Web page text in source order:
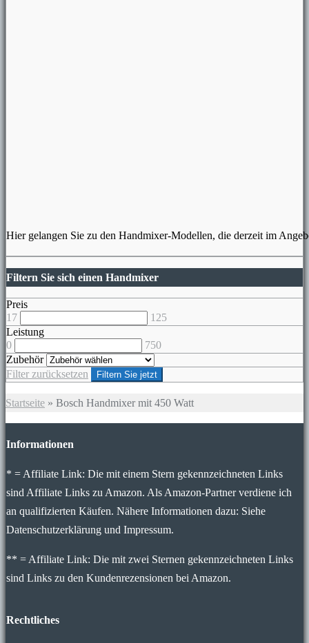
Hier gelangen Sie zu den Handmixer-Modellen, die derzeit im
Filtern Sie sich einen Handmixer
Preis
17
125
Leistung
0
750
Zubehör
Filter zurücksetzen
Filtern Sie jetzt
Startseite » Bosch Handmixer mit 450 Watt
Informationen
* = Affiliate Link: Die mit einem Stern gekennzeichneten Links
sind Affiliate Links zu Amazon. Als Amazon-Partner verdiene ich
an qualifizierten Käufen. Nähere Informationen dazu: Siehe
Datenschutzerklärung und Impressum.
** = Affiliate Link: Die mit zwei Sternen gekennzeichneten Links
sind Links zu den Kundenrezensionen bei Amazon.
Rechtliches